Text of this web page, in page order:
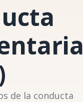
de la conducta